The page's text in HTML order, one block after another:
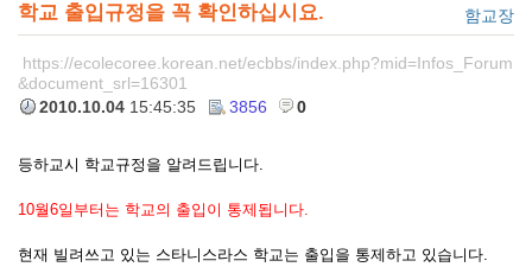
학교 출입규정을 꼭 확인하십시요. 함교장
https://ecolecoree.korean.net/ecbbs/index.php?mid=Infos_Forum
&document_srl=16301
2010.10.04 15:45:35 3856 0
등하교시 학교규정을 알려드립니다.
10월6일부터는 학교의 출입이 통제됩니다.
현재 빌려쓰고 있는 스타니스라스 학교는 출입을 통제하고 있습니다.